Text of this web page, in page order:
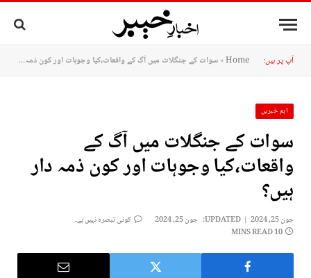
آپ پر ہیں: Home
»سوات کے جنگلات میں آگ کے واقعات،کیا وجوہات اور کون ذمہ دار ہیں؟
اہم خبریں
سوات کے جنگلات میں آگ کے
واقعات،کیا وجوہات اور کون ذمہ دار
ہیں؟
جون 25, 2024 UPDATED: جون 25, 2024
کوئی تبصرہ نہیں ہے۔
10 MINS READ